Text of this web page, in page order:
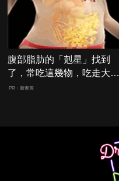
腹部脂肪的「剋星」找到
了，常吃這幾物，吃走大肚
囊，瘦出小蠻腰
PR・新素簡